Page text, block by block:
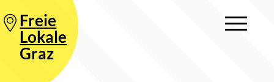
Freie
Lokale
Graz